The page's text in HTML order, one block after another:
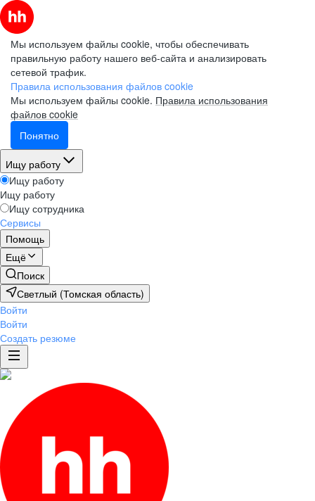
Мы используем файлы cookie, чтобы обеспечивать
правильную работу нашего веб-сайта и анализировать
сетевой трафик.
Правила использования файлов cookie
Мы используем файлы cookie. Правила использования
файлов cookie
Понятно
Ищу работу
Ищу работу
Ищу работу
Ищу сотрудника
Сервисы
Помощь
Ещё
Поиск
Светлый (Томская область)
Войти
Войти
Создать резюме